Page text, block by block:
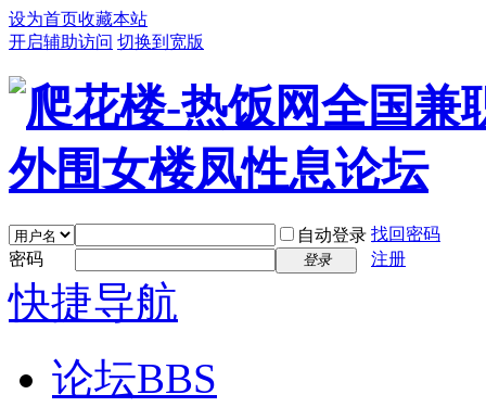
设为首页收藏本站
开启辅助访问 切换到宽版
自动登录 找回密码
密码
登录 注册
快捷导航
论坛BBS